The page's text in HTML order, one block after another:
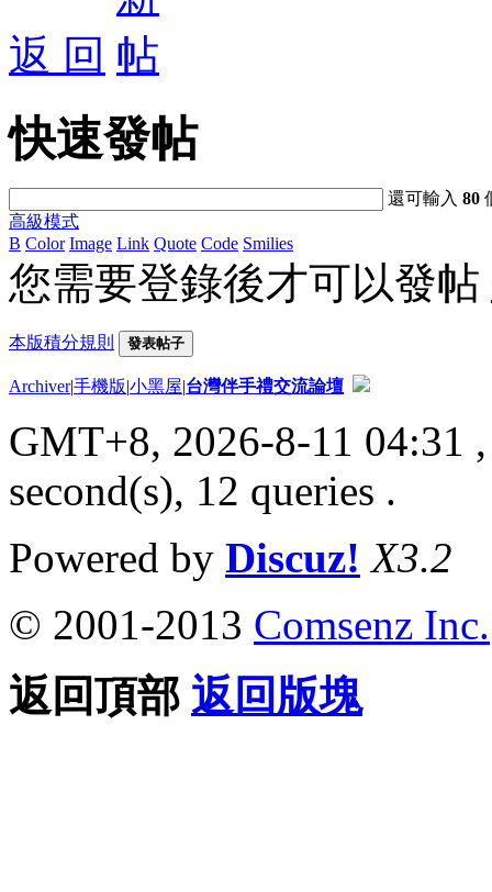
返 回
快速發帖
還可輸入80
高級模式
B Color Image Link Quote Code Smilies
您需要登錄後才可以發帖
本版積分規則 發表帖子
Archiver|手機版|小黑屋|台灣伴手禮交流論壇
GMT+8, 2026-8-11 04:31
second(s), 12 queries .
Powered by Discuz! X3.2
© 2001-2013 Comsenz Inc.
返回頂部 返回版塊